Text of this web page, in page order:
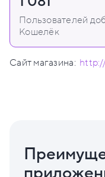
Пользователей
Кошелёк
Сайт магазина: